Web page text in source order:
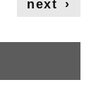
next ›